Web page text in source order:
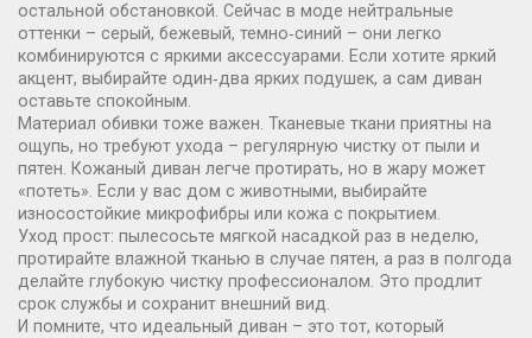
остальной обстановкой. Сейчас в моде нейтральные
оттенки – серый, бежевый, темно‑синий – они легко
комбинируются с яркими аксессуарами. Если хотите яркий
акцент, выбирайте один‑два ярких подушек, а сам диван
оставьте спокойным.
Материал обивки тоже важен. Тканевые ткани приятны на
ощупь, но требуют ухода – регулярную чистку от пыли и
пятен. Кожаный диван легче протирать, но в жару может
«потеть». Если у вас дом с животными, выбирайте
износостойкие микрофибры или кожа с покрытием.
Уход прост: пылесосьте мягкой насадкой раз в неделю,
протирайте влажной тканью в случае пятен, а раз в полгода
делайте глубокую чистку профессионалом. Это продлит
срок службы и сохранит внешний вид.
И помните, что идеальный диван – это тот, который